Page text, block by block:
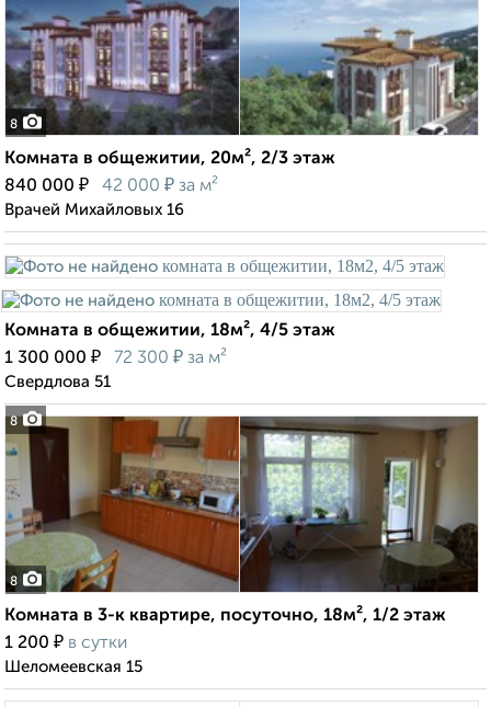
8
Комната в общежитии, 20м², 2/3 этаж
840 000 ₽ 42 000 ₽ за м²
Врачей Михайловых 16
8
Комната в общежитии, 18м², 4/5 этаж
1 300 000 ₽ 72 300 ₽ за м²
Свердлова 51
8
Комната в 3-к квартире, посуточно, 18м², 1/2 этаж
1 200 ₽ в сутки
Шеломеевская 15